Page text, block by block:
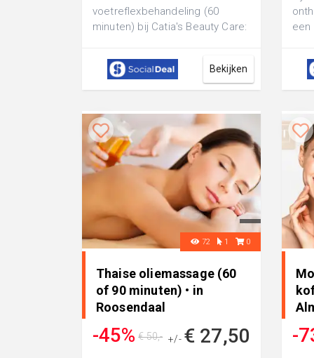
voetreflexbehandeling (60
minuten) bij Catia's Beauty Care:
het h...
Bekijken
een
72 1 0
Thaise oliemassage (60
of 90 minuten) • in
Roosendaal
-45% +/- € 27,50
€ 50,- -